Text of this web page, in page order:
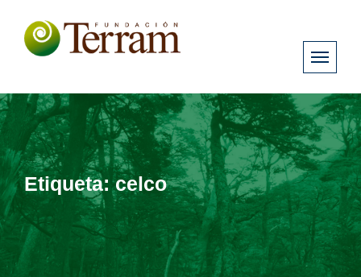
Etiqueta:celco